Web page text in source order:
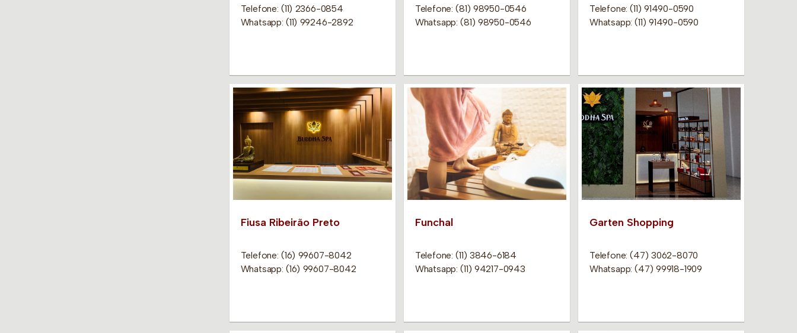
Telefone: (11) 2366-0854
Whatsapp: (11) 99246-2892
Telefone: (81) 98950-0546
Whatsapp: (81) 98950-0546
Telefone: (11) 91490-0590
Whatsapp: (11) 91490-0590
Fiusa Ribeirão Preto
Telefone: (16) 99607-8042
Whatsapp: (16) 99607-8042
Funchal
Telefone: (11) 3846-6184
Whatsapp: (11) 94217-0943
Garten Shopping
Telefone: (47) 3062-8070
Whatsapp: (47) 99918-1909